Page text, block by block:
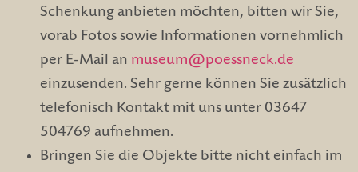
Schenkung anbieten möchten, bitten wir Sie,
vorab Fotos sowie Informationen vornehmlich
per E-Mail an museum@poessneck.de
einzusenden. Sehr gerne können Sie zusätzlich
telefonisch Kontakt mit uns unter 03647
504769 aufnehmen.
Bringen Sie die Objekte bitte nicht einfach im